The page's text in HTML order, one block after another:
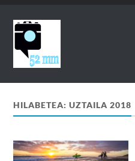
HILABETEA:UZTAILA 2018